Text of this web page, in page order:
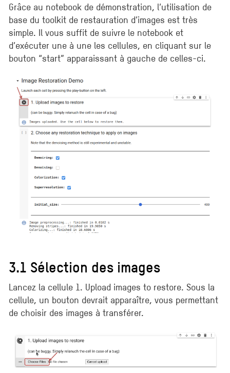
Grâce au notebook de démonstration, l’utilisation de
base du toolkit de restauration d’images est très
simple. Il vous suffit de suivre le notebook et
d’exécuter une à une les cellules, en cliquant sur le
bouton “start” apparaissant à gauche de celles-ci.
3.1 Sélection des images
Lancez la cellule 1. Upload images to restore. Sous la
cellule, un bouton devrait apparaître, vous permettant
de choisir des images à transférer.